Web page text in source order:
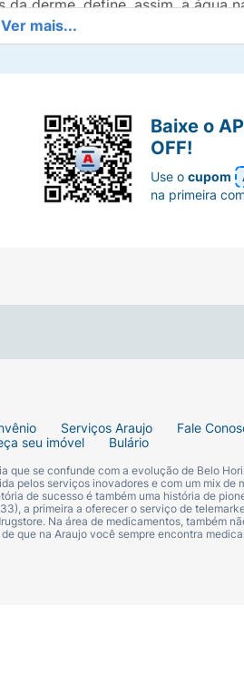
derme, define, assim, a água
perfeitamente a
isso, DiabetTX Creme
e aprovado na pele de
pode ser utilizado por
SECAS, que apresentam
reparar RACHADURAS já
dia sobre a pele limpa e seca.
pela pele. Pode ser
Ver mais...
Serviços Araujo
Fale
seu imóvel Bulário
que se confunde com a evolução de Belo
pelos serviços inovadores e com um mix de
de sucesso é também uma história de
a primeira a oferecer o serviço de
Na área de medicamentos, também
que na Araujo você sempre encontra
Baixe o
OFF!
Use ocupom
na primeira